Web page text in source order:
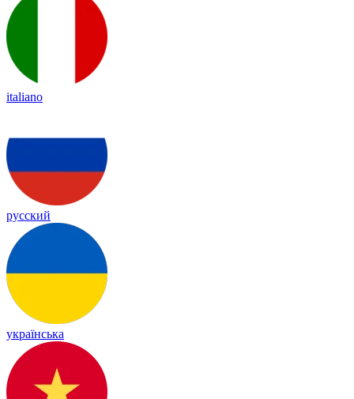
italiano
русский
українська